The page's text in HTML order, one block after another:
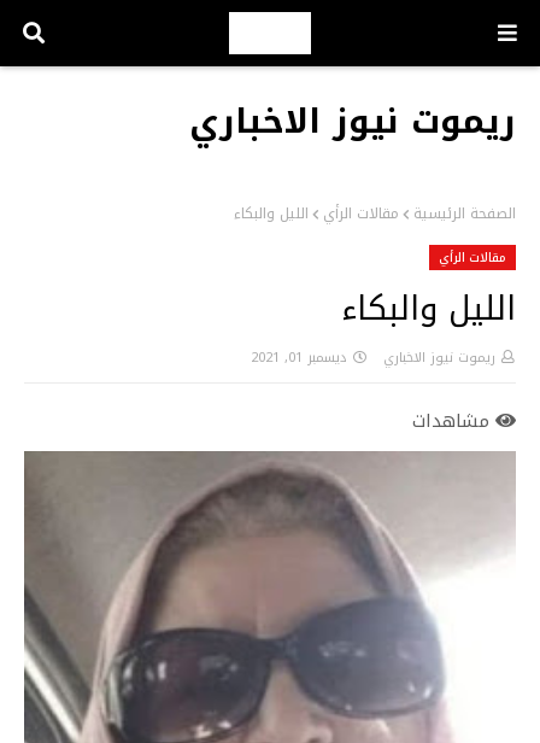
ريموت نيوز الاخباري
الصفحة الرئيسية مقالات الرأي الليل والبكاء
مقالات الرأي
الليل والبكاء
ريموت نيوز الاخباري ديسمبر 01, 2021
مشاهدات